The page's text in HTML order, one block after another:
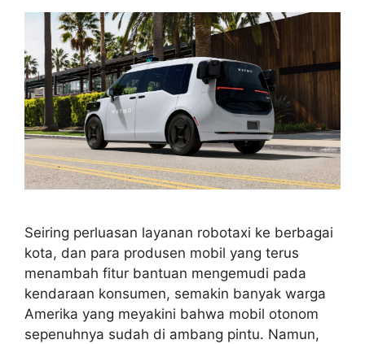
Seiring perluasan layanan robotaxi ke berbagai
kota, dan para produsen mobil yang terus
menambah fitur bantuan mengemudi pada
kendaraan konsumen, semakin banyak warga
Amerika yang meyakini bahwa mobil otonom
sepenuhnya sudah di ambang pintu. Namun,